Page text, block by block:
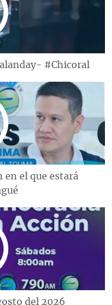
#Chicoral
en el que estará
del 2026